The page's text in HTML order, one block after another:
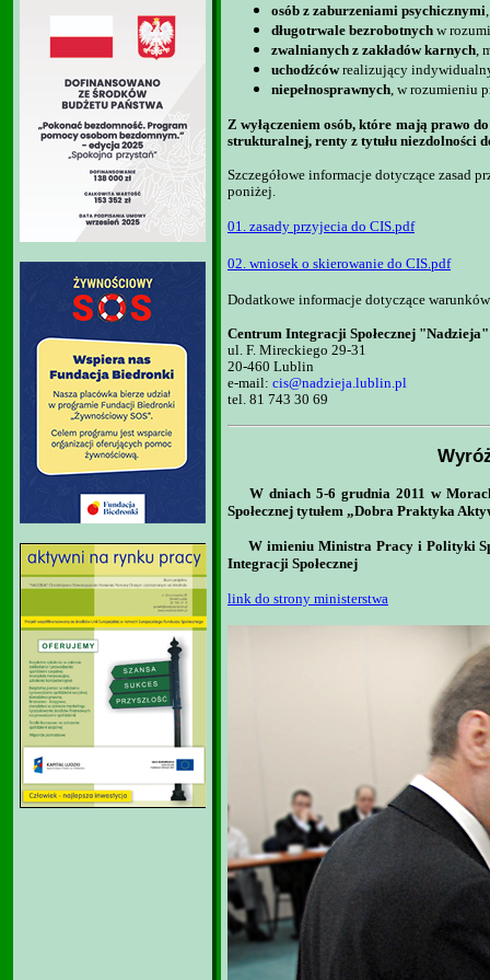
osób z zaburzeniami psychicznymi
długotrwale bezrobotnych w
zwalnianych z zakładów karnych,
uchodźcówrealizujący
niepełnosprawnych, w rozumieniu
Z wyłączeniem osób, które mają prawo
strukturalnej, renty z tytułu niezdolności
Szczegółowe informacje dotyczące zasad
poniżej.
01. zasady przyjecia do CIS.pdf
02. wniosek o skierowanie do CIS.pdf
Dodatkowe informacje dotyczące
Centrum Integracji Społecznej "Nadzieja"
ul. F. Mireckiego 29-31
20-460 Lublin
e-mail: cis@nadzieja.lublin.pl
tel. 81 743 30 69
W
W dniach 5-6 grudnia 2011 w
Społecznej tytułem „Dobra Praktyka
W imieniu Ministra Pracy i Polityki
Integracji Społecznej
link do strony ministerstwa